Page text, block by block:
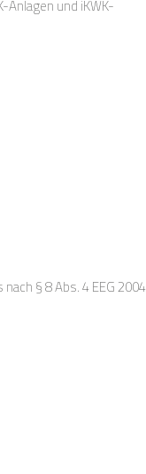
und iKWK-
§ 8 Abs. 4 EEG 2004